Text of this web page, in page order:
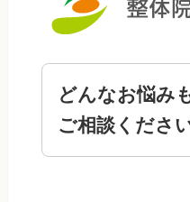
どんなお悩み
ご相談くださ